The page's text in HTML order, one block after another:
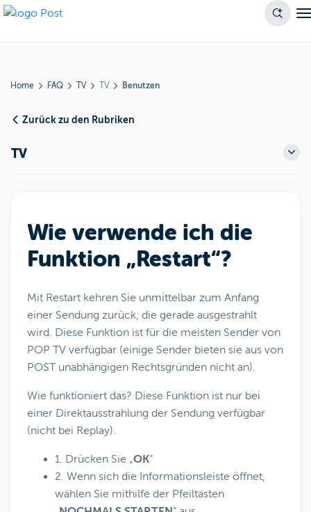
Home FAQ TV TV Benutzen
Zurück zu den Rubriken
TV
Wie verwende ich die
Funktion „Restart“?
Mit Restart kehren Sie unmittelbar zum Anfang
einer Sendung zurück, die gerade ausgestrahlt
wird. Diese Funktion ist für die meisten Sender von
POP TV verfügbar (einige Sender bieten sie aus von
POST unabhängigen Rechtsgründen nicht an).
Wie funktioniert das? Diese Funktion ist nur bei
einer Direktausstrahlung der Sendung verfügbar
(nicht bei Replay).
1. Drücken Sie „OK“
2. Wenn sich die Informationsleiste öffnet,
wählen Sie mithilfe der Pfeiltasten